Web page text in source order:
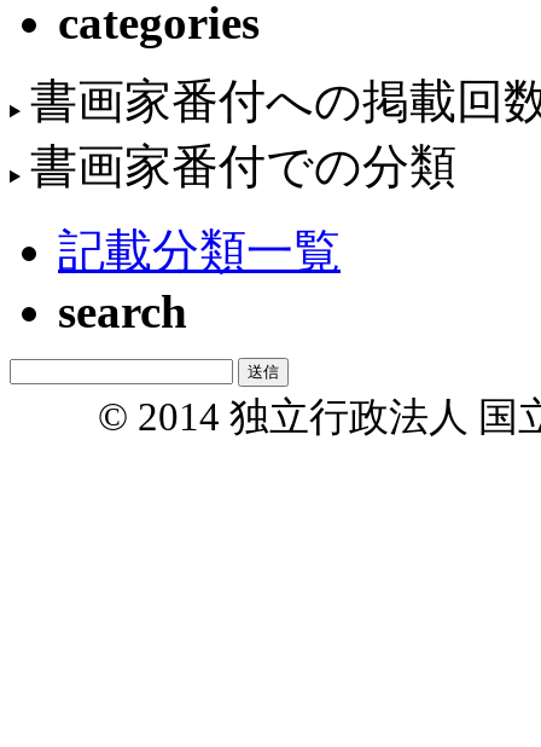
categories
書画家番付への掲載回
書画家番付での分類
記載分類一覧
search
© 2014 独立行政法人 国